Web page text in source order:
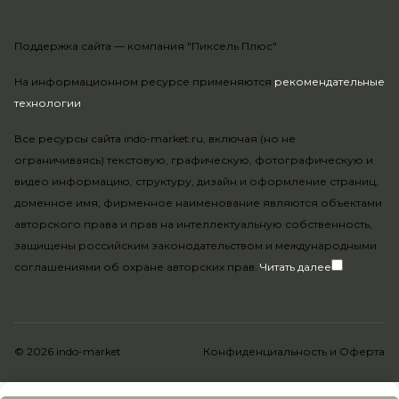
На информационном ресурсе применяются рекомендательные
технологии.
Все ресурсы сайта indo-market.ru, включая (но не
ограничиваясь) текстовую, графическую, фотографическую и
видео информацию, структуру, дизайн и оформление страниц,
доменное имя, фирменное наименование являются объектами
авторского права и прав на интеллектуальную собственность,
защищены российским законодательством и международными
соглашениями об охране авторских прав. Читать далее
Поддержка сайта — компания "Пиксель Плюс"
© 2026 indo-market Конфиденциальность и Оферта